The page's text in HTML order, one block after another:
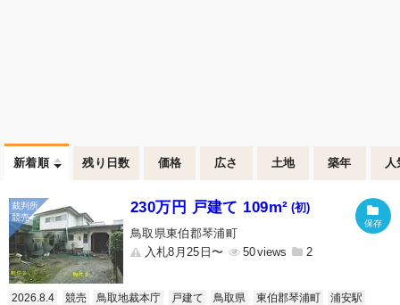
新着順 残り日数 価格 広さ 土地 築年 人
230万円 戸建て 109m² (初)
鳥取県東伯郡琴浦町
入札8月25日〜
50 2
2026.8.4 競売 鳥取地裁本庁 戸建て 鳥取県 東伯郡琴浦町
浦安駅